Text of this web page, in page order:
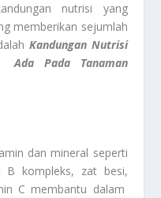
nutrisi yang
memberikan sejumlah
Kandungan Nutrisi
Pada Tanaman
dan mineral seperti
B kompleks, zat besi,
C membantu dalam